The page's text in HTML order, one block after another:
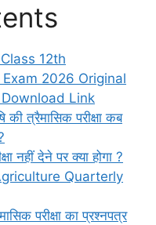
12th
2026 Original
Link
की त्रैमासिक परीक्षा कब
नहीं देने पर क्या होगा ?
Quarterly
परीक्षा का प्रश्नपत्र